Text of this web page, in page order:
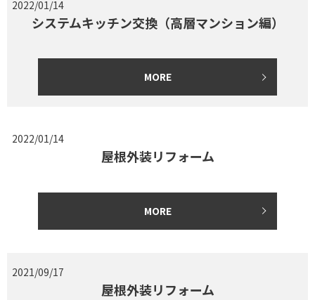
2022/01/14
システムキッチン交換（高層マンション編）
MORE
2022/01/14
屋根外装リフォーム
MORE
2021/09/17
屋根外装リフォーム